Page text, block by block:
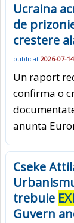
Ucraina
de
crestere
publicat 2026-07-
Un raport
confirma o
anunta
Cseke
trebuie
Guvern